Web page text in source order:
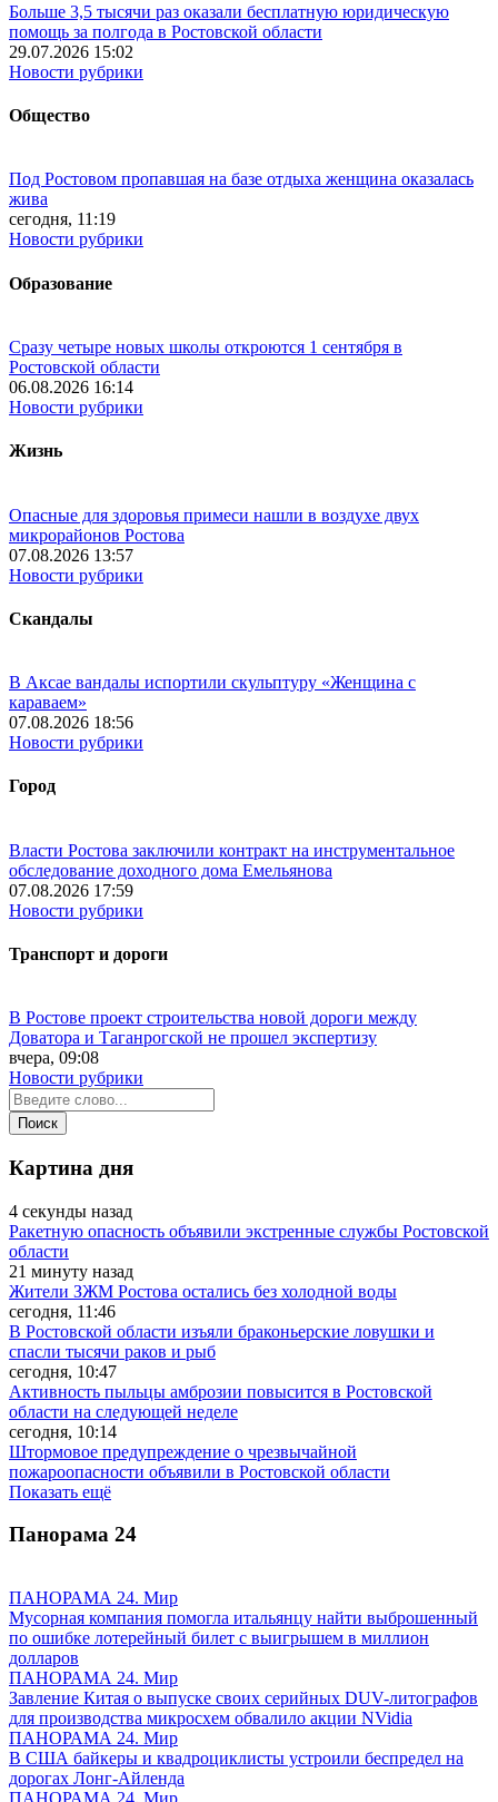
Больше 3,5 тысячи раз оказали бесплатную юридическую
помощь за полгода в Ростовской области
29.07.2026 15:02
Новости рубрики
Общество
Под Ростовом пропавшая на базе отдыха женщина оказалась
жива
сегодня, 11:19
Новости рубрики
Образование
Сразу четыре новых школы откроются 1 сентября в
Ростовской области
06.08.2026 16:14
Новости рубрики
Жизнь
Опасные для здоровья примеси нашли в воздухе двух
микрорайонов Ростова
07.08.2026 13:57
Новости рубрики
Скандалы
В Аксае вандалы испортили скульптуру «Женщина с
караваем»
07.08.2026 18:56
Новости рубрики
Город
Власти Ростова заключили контракт на инструментальное
обследование доходного дома Емельянова
07.08.2026 17:59
Новости рубрики
Транспорт и дороги
В Ростове проект строительства новой дороги между
Доватора и Таганрогской не прошел экспертизу
вчера, 09:08
Новости рубрики
Картина дня
4 секунды назад
Ракетную опасность объявили экстренные службы Ростовской
области
21 минуту назад
Жители ЗЖМ Ростова остались без холодной воды
сегодня, 11:46
В Ростовской области изъяли браконьерские ловушки и
спасли тысячи раков и рыб
сегодня, 10:47
Активность пыльцы амброзии повысится в Ростовской
области на следующей неделе
сегодня, 10:14
Штормовое предупреждение о чрезвычайной
пожароопасности объявили в Ростовской области
Показать ещё
Панорама 24
ПАНОРАМА 24. Мир
Мусорная компания помогла итальянцу найти выброшенный
по ошибке лотерейный билет с выигрышем в миллион
долларов
ПАНОРАМА 24. Мир
Завление Китая о выпуске своих серийных DUV-литографов
для производства микросхем обвалило акции NVidia
ПАНОРАМА 24. Мир
В США байкеры и квадроциклисты устроили беспредел на
дорогах Лонг-Айленда
ПАНОРАМА 24. Мир